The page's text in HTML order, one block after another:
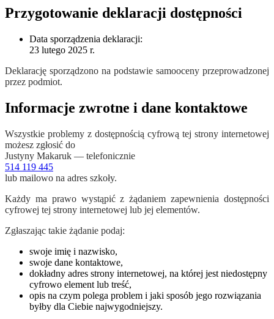
Przygotowanie deklaracji dostępności
Data sporządzenia deklaracji:
23 lutego 2025 r.
Deklarację sporządzono na podstawie samooceny przeprowadzonej
przez podmiot.
Informacje zwrotne i dane kontaktowe
Wszystkie problemy z dostępnością cyfrową tej strony internetowej
możesz zgłosić do
Justyny Makaruk — telefonicznie
514 119 445
lub mailowo na adres szkoły.
Każdy ma prawo wystąpić z żądaniem zapewnienia dostępności
cyfrowej tej strony internetowej lub jej elementów.
Zgłaszając takie żądanie podaj:
swoje imię i nazwisko,
swoje dane kontaktowe,
dokładny adres strony internetowej, na której jest niedostępny
cyfrowo element lub treść,
opis na czym polega problem i jaki sposób jego rozwiązania
byłby dla Ciebie najwygodniejszy.